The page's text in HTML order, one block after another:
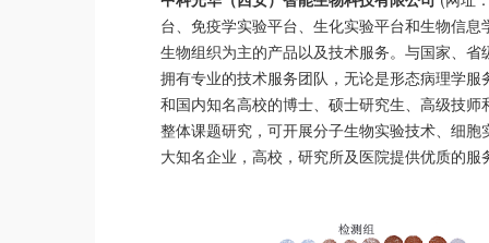
台、免疫学实验平台、生化实验平台和生物信
生物组织为主的产品以及技术服务。与国家、
拥有专业的技术服务团队，无论是形态病理学
和国内知名高校的博士、硕士研究生、高级技
整体课题研究，可开展分子生物实验技术、细
大知名企业，高校，研究所及医院提供优质的服